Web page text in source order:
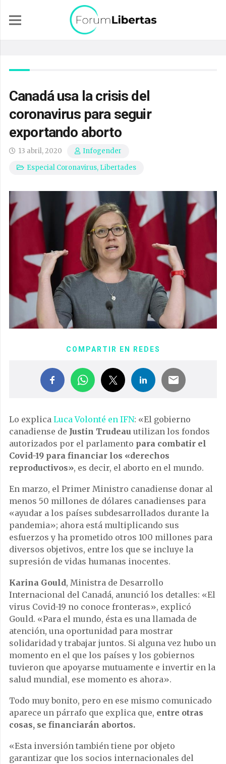
Canadá usa la crisis del
coronavirus para seguir
exportando aborto
13 abril, 2020
Infogender
Especial Coronavirus, Libertades
COMPARTIR EN REDES
Lo explica Luca Volonté en IFN: «El gobierno
canadiense de Justin Trudeau utilizan los fondos
autorizados por el parlamento para combatir el
Covid-19 para financiar los «derechos
reproductivos», es decir, el aborto en el mundo.
En marzo, el Primer Ministro canadiense donar al
menos 50 millones de dólares canadienses para
«ayudar a los países subdesarrollados durante la
pandemia»; ahora está multiplicando sus
esfuerzos y ha prometido otros 100 millones para
diversos objetivos, entre los que se incluye la
supresión de vidas humanas inocentes.
Karina Gould, Ministra de Desarrollo
Internacional del Canadá, anunció los detalles: «El
virus Covid-19 no conoce fronteras», explicó
Gould. «Para el mundo, ésta es una llamada de
atención, una oportunidad para mostrar
solidaridad y trabajar juntos. Si alguna vez hubo un
momento en el que los países y los gobiernos
tuvieron que apoyarse mutuamente e invertir en la
salud mundial, ese momento es ahora».
Todo muy bonito, pero en ese mismo comunicado
aparece un párrafo que explica que, entre otras
cosas, se financiarán abortos.
«Esta inversión también tiene por objeto
garantizar que los socios internacionales del